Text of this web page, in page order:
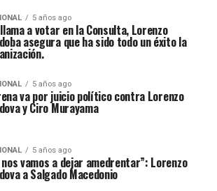
5 años ago
llama a votar en la Consulta, Lorenzo
asegura que ha sido todo un éxito la
5 años ago
va por juicio político contra Lorenzo
y Ciro Murayama
5 años ago
nos vamos a dejar amedrentar”: Lorenzo
a Salgado Macedonio